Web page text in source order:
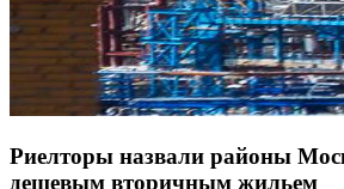
Риелторы назвали районы
дешевым вторичным жильем